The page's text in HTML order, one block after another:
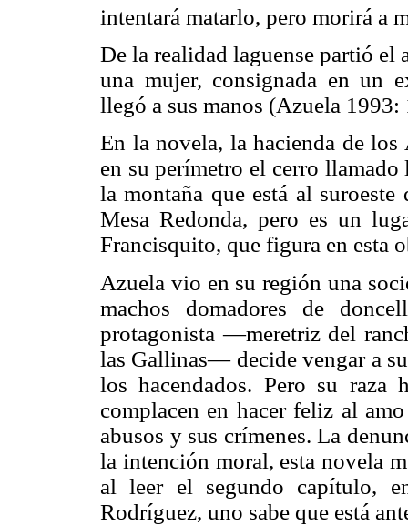
intentará matarlo, pero morirá a
De la realidad laguense partió el
una mujer, consignada en un
llegó a sus manos (Azuela 1993:
En la novela, la hacienda de los
en su perímetro el cerro llamado
la montaña que está al
Mesa Redonda, pero es un
Francisquito, que figura en esta
Azuela vio en su región una
machos domadores de
protagonista —meretriz del
las Gallinas— decide vengar a
los hacendados. Pero su
complacen en hacer feliz al
abusos y sus crímenes. La
la intención moral, esta novela
al leer el segundo capítulo,
Rodríguez, uno sabe que está